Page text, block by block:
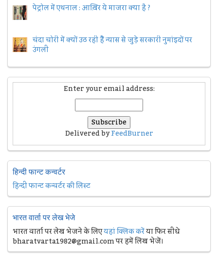
पेट्रोल में एथनाल : आख़िर ये माजरा क्या है ?
चंदा चोरी में क्यों उठ रही हैैं न्यास से जुड़े सरकारी नुमांइदों पर
उंगली
Enter your email address:
Delivered byFeedBurner
हिन्दी फान्ट कन्वर्टर
हिन्दी फान्ट कन्वर्टर की लिस्ट
भारत वार्ता पर लेख भेजे
भारत वार्ता पर लेख भेजने के लिएयहां क्लिक करेंया फिर सीधे
bharatvarta1982@gmail.com पर हमें लिख भेजें।